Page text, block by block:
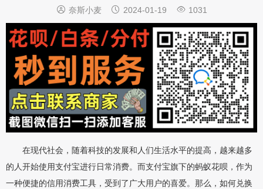
 奈斯小麦  2024-01-19  1031
在现代社会，随着科技的发展和人们生活水平的提高，越来越多
的人开始使用支付宝进行日常消费。而支付宝旗下的蚂蚁花呗，作为
一种便捷的信用消费工具，受到了广大用户的喜爱。那么，如何兑换